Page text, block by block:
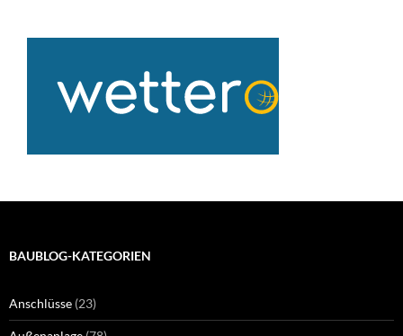
BAUBLOG-KATEGORIEN
Anschlüsse (23)